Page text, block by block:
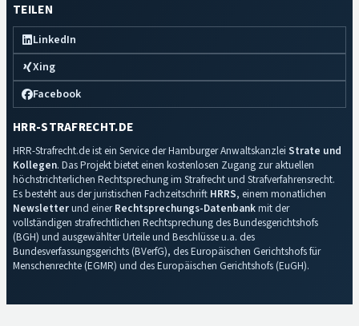
TEILEN
LinkedIn
Xing
Facebook
HRR-STRAFRECHT.DE
HRR-Strafrecht.de ist ein Service der Hamburger Anwaltskanzlei Strate und
Kollegen. Das Projekt bietet einen kostenlosen Zugang zur aktuellen
höchstrichterlichen Rechtsprechung im Strafrecht und Strafverfahrensrecht.
Es besteht aus der juristischen Fachzeitschrift HRRS, einem monatlichen
Newsletterund einerRechtsprechungs-Datenbankmit der
vollständigen strafrechtlichen Rechtsprechung des Bundesgerichtshofs
(BGH) und ausgewählter Urteile und Beschlüsse u.a. des
Bundesverfassungsgerichts (BVerfG), des Europäischen Gerichtshofs für
Menschenrechte (EGMR) und des Europäischen Gerichtshofs (EuGH).